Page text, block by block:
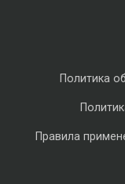
Политика
Правила